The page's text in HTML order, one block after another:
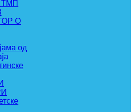
ТМП
О
од